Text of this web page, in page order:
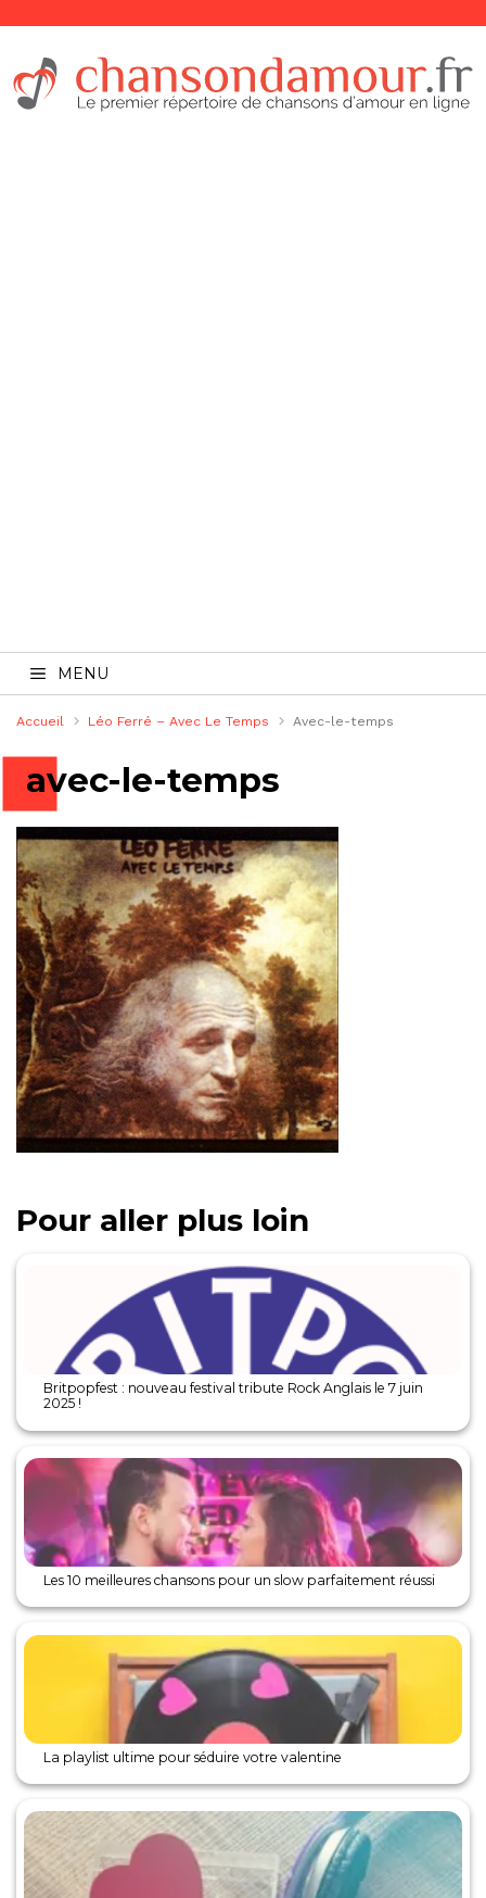
MENU
Accueil Léo Ferré – Avec Le Temps Avec-le-temps
avec-le-temps
Pour aller plus loin
Britpopfest : nouveau festival tribute Rock Anglais le 7 juin
2025 !
Les 10 meilleures chansons pour un slow parfaitement réussi
La playlist ultime pour séduire votre valentine